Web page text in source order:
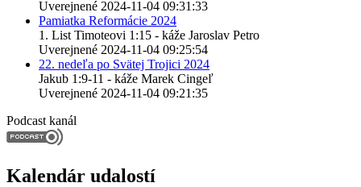
Uverejnené 2024-11-04 09:31:33
Pamiatka Reformácie 2024
1. List Timoteovi 1:15 - káže Jaroslav Petro
Uverejnené 2024-11-04 09:25:54
22. nedeľa po Svätej Trojici 2024
Jakub 1:9-11 - káže Marek Cingeľ
Uverejnené 2024-11-04 09:21:35
Podcast kanál
Kalendár udalostí